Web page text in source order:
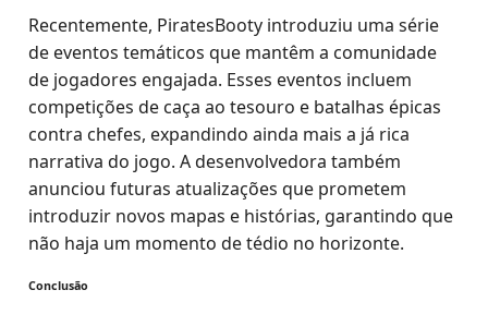
Recentemente, PiratesBooty introduziu uma série
de eventos temáticos que mantêm a comunidade
de jogadores engajada. Esses eventos incluem
competições de caça ao tesouro e batalhas épicas
contra chefes, expandindo ainda mais a já rica
narrativa do jogo. A desenvolvedora também
anunciou futuras atualizações que prometem
introduzir novos mapas e histórias, garantindo que
não haja um momento de tédio no horizonte.
Conclusão